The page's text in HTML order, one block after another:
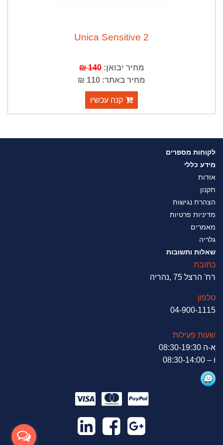
Unica Sensitive 2
מחיר יבואן:140 ₪
מחיר באתר: 110 ₪
קנה עכשיו
לקוחות מספרים
מידע כללי
אודות
תקנון
הצהרת נגישות
מדיניות פרטיות
מאמרים
גלריה
שאלות ותשובות
כתובת
רח' הרצל 75 ,נהריה
טלפון
04-900-1115
שעות פעילות
א-ה 08:30-19:30
ו – 08:30-14:00